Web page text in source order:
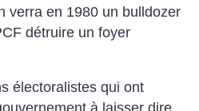
verra en 1980 un bulldozer
détruire un foyer
électoralistes qui ont